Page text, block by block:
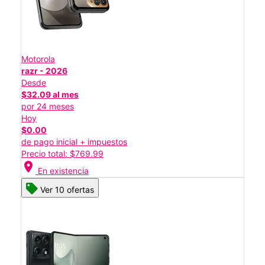
Motorola
razr - 2026
Desde
$32.09 al mes
por 24 meses
Hoy
$0.00
de pago inicial + impuestos
Precio total: $769.99
location_on En existencia
Ver 10 ofertas